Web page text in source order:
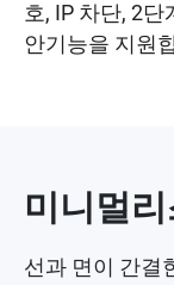
호, IP 차단, 2
안기능을 지원
미니멀
선과 면이 간결